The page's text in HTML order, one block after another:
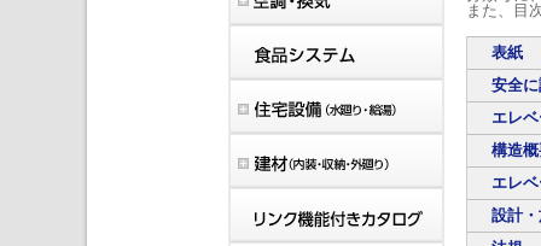
また、目
表紙
安全
エレ
構造
エレ
設計